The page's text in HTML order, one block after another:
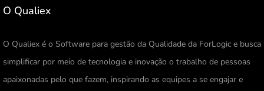
O Qualiex
O Qualiex é o Software para gestão da Qualidade da ForLogic e busca
simplificar por meio de tecnologia e inovação o trabalho de pessoas
apaixonadas pelo que fazem, inspirando as equipes a se engajar e